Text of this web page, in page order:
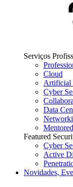
Serviços
Cloud
Artificial
Cyber
Data
Featured
Cyber
Active
Novidades,